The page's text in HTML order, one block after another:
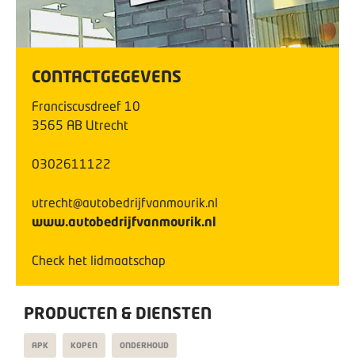
CONTACTGEGEVENS
Franciscusdreef 10
3565 AB Utrecht
0302611122
utrecht@autobedrijfvanmourik.nl
www.autobedrijfvanmourik.nl
Check het lidmaatschap
PRODUCTEN & DIENSTEN
APK KOPEN ONDERHOUD